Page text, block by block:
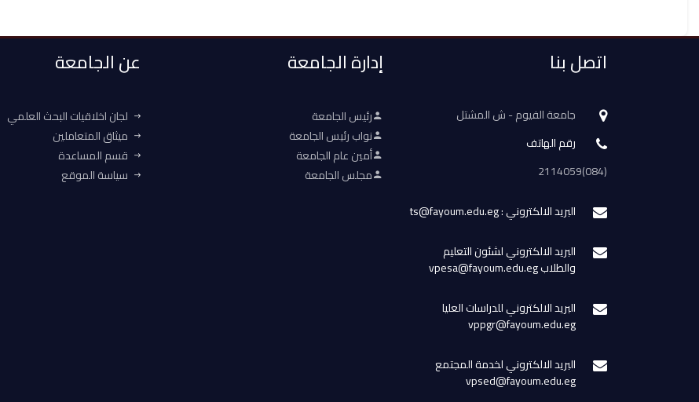
اتصل بنا
جامعة الفيوم - ش المشتل
رقم الهاتف
(084)2114059
البريد الالكتروني : ts@fayoum.edu.eg
البريد الالكتروني لشئون التعليم
والطلاب vpesa@fayoum.edu.eg
البريد الالكتروني للدراسات العليا
vppgr@fayoum.edu.eg
البريد الالكتروني لخدمة المجتمع
vpsed@fayoum.edu.eg
إدارة الجامعة
رئيس الجامعة
نواب رئيس الجامعة
أمين عام الجامعة
مجلس الجامعة
عن الجامعة
لجان اخلاقيات البحث العلمي
ميثاق المتعاملين
قسم المساعدة
سياسة الموقع